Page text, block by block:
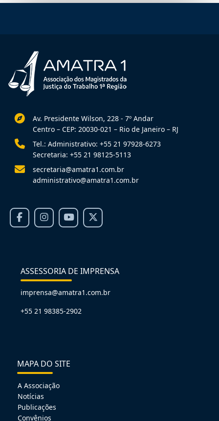
Av. Presidente Wilson, 228 - 7º Andar
Centro – CEP: 20030-021 – Rio de Janeiro – RJ
Tel.: Administrativo: +55 21 97928-6273
Secretaria: +55 21 98125-5113
secretaria@amatra1.com.br
administrativo@amatra1.com.br
ASSESSORIA DE IMPRENSA
imprensa@amatra1.com.br
+55 21 98385-2902
MAPA DO SITE
A Associação
Notícias
Publicações
Convênios